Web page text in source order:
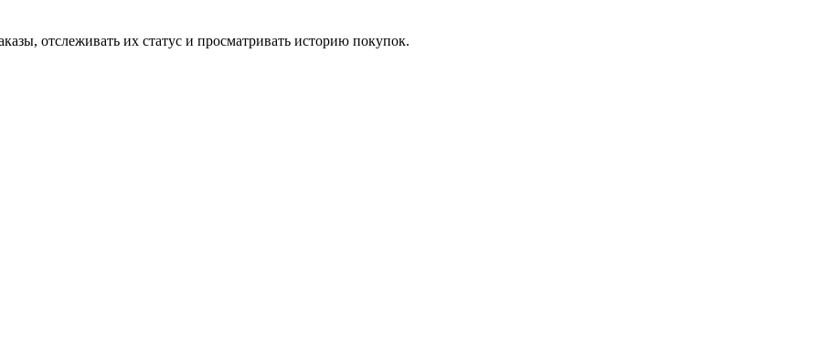
отслеживать их статус и просматривать историю покупок.